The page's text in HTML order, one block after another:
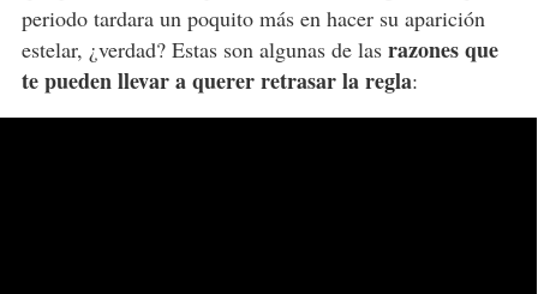
periodo tardara un poquito más en hacer su aparición
estelar, ¿verdad? Estas son algunas de las razones que
te pueden llevar a querer retrasar la regla: